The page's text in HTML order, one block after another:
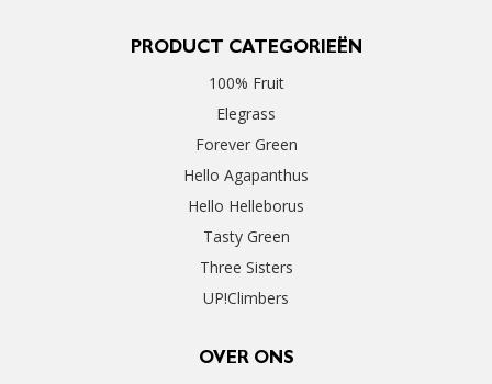
PRODUCT CATEGORIEËN
100% Fruit
Elegrass
Forever Green
Hello Agapanthus
Hello Helleborus
Tasty Green
Three Sisters
UP!Climbers
OVER ONS